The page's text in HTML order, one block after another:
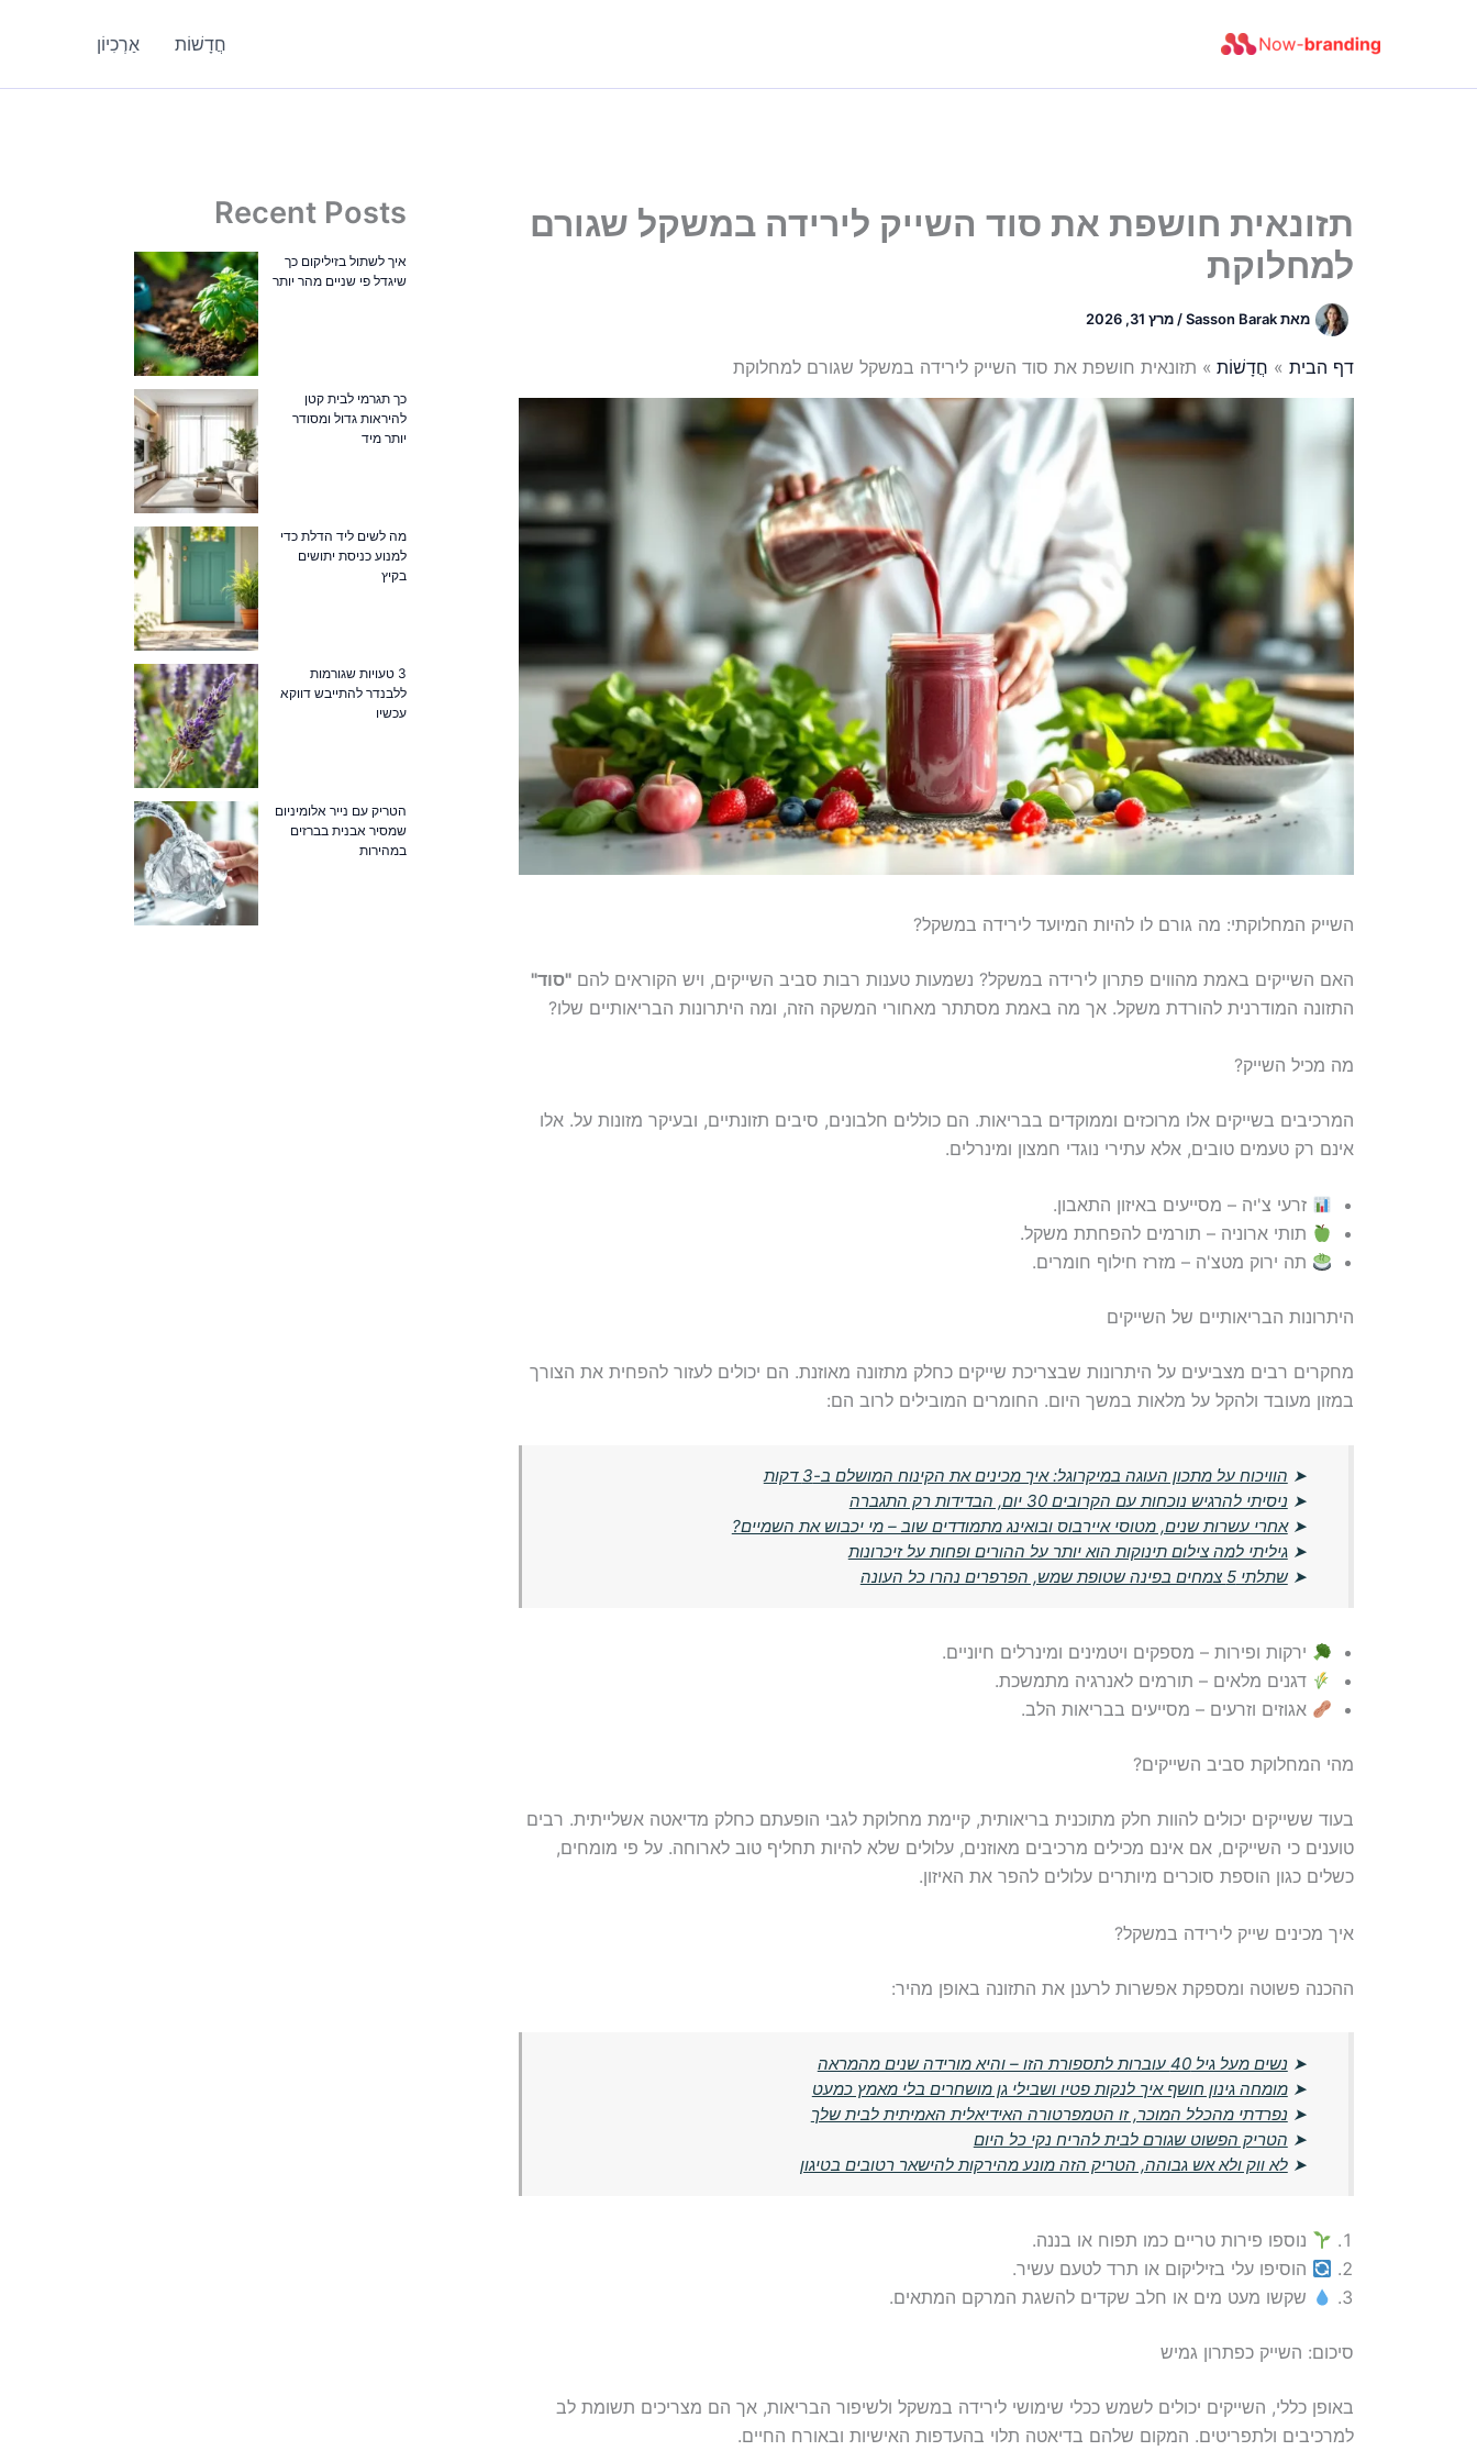
חֲדָשׁוֹת אַרְכִיוֹן
תזונאית חושפת את סוד השייק לירידה במשקל שגורם
למחלוקת
מאתSasson Barak
/ מרץ 31, 2026
דף הבית חֲדָשׁוֹת תזונאית חושפת את סוד השייק לירידה במשקל שגורם למחלוקת
השייק המחלוקתי: מה גורם לו להיות המיועד לירידה במשקל?
האם השייקים באמת מהווים פתרון לירידה במשקל? נשמעות טענות רבות סביב השייקים, ויש הקוראים להם "סוד"
התזונה המודרנית להורדת משקל. אך מה באמת מסתתר מאחורי המשקה הזה, ומה היתרונות הבריאותיים שלו?
מה מכיל השייק?
המרכיבים בשייקים אלו מרוכזים וממוקדים בבריאות. הם כוללים חלבונים, סיבים תזונתיים, ובעיקר מזונות על. אלו
אינם רק טעמים טובים, אלא עתירי נוגדי חמצון ומינרלים.
זרעי צ'יה – מסייעים באיזון התאבון.
תותי ארוניה – תורמים להפחתת משקל.
תה ירוק מטצ'ה – מזרז חילוף חומרים.
היתרונות הבריאותיים של השייקים
מחקרים רבים מצביעים על היתרונות שבצריכת שייקים כחלק מתזונה מאוזנת. הם יכולים לעזור להפחית את הצורך
במזון מעובד ולהקל על מלאות במשך היום. החומרים המובילים לרוב הם:
➤ הוויכוח על מתכון העוגה במיקרוגל: איך מכינים את הקינוח המושלם ב-3 דקות
➤ ניסיתי להרגיש נוכחות עם הקרובים 30 יום, הבדידות רק התגברה
➤אחרי עשרות שנים, מטוסי איירבוס ובואינג מתמודדים שוב – מי יכבוש את השמיים?
➤גיליתי למה צילום תינוקות הוא יותר על ההורים ופחות על זיכרונות
➤שתלתי 5 צמחים בפינה שטופת שמש, הפרפרים נהרו כל העונה
ירקות ופירות – מספקים ויטמינים ומינרלים חיוניים.
דגנים מלאים – תורמים לאנרגיה מתמשכת.
אגוזים וזרעים – מסייעים בבריאות הלב.
מהי המחלוקת סביב השייקים?
בעוד ששייקים יכולים להוות חלק מתוכנית בריאותית, קיימת מחלוקת לגבי הופעתם כחלק מדיאטה אשלייתית. רבים
טוענים כי השייקים, אם אינם מכילים מרכיבים מאוזנים, עלולים שלא להיות תחליף טוב לארוחה. על פי מומחים,
כשלים כגון הוספת סוכרים מיותרים עלולים להפר את האיזון.
איך מכינים שייק לירידה במשקל?
ההכנה פשוטה ומספקת אפשרות לרענן את התזונה באופן מהיר:
➤ נשים מעל גיל 40 עוברות לתספורת הזו – והיא מורידה שנים מהמראה
➤מומחה גינון חושף איך לנקות פטיו ושבילי גן מושחרים בלי מאמץ כמעט
➤ נפרדתי מהכלל המוכר, זו הטמפרטורה האידיאלית האמיתית לבית שלך
➤ הטריק הפשוט שגורם לבית להריח נקי כל היום
➤לא ווק ולא אש גבוהה, הטריק הזה מונע מהירקות להישאר רטובים בטיגון
נוספו פירות טריים כמו תפוח או בננה.
הוסיפו עלי בזיליקום או תרד לטעם עשיר.
שקשו מעט מים או חלב שקדים להשגת המרקם המתאים.
סיכום: השייק כפתרון גמיש
באופן כללי, השייקים יכולים לשמש ככלי שימושי לירידה במשקל ולשיפור הבריאות, אך הם מצריכים תשומת לב
למרכיבים ולתפריטים. המקום שלהם בדיאטה תלוי בהעדפות האישיות ובאורח החיים.
Recent Posts
איך לשתול בזיליקום כך
שיגדל פי שניים מהר יותר
כך תגרמי לבית קטן
להיראות גדול ומסודר
יותר מיד
מה לשים ליד הדלת כדי
למנוע כניסת יתושים
בקיץ
3 טעויות שגורמות
ללבנדר להתייבש דווקא
עכשיו
הטריק עם נייר אלומיניום
שמסיר אבנית בברזים
במהירות